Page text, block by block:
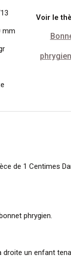
mm
Voir le
phrygien
de 1 Centimes
phrygien.
droite un enfant